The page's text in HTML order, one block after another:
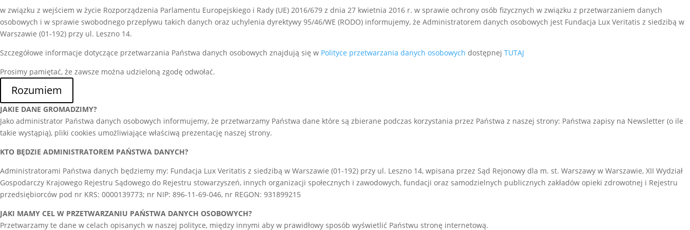
w związku z wejściem w życie Rozporządzenia Parlamentu Europejskiego i Rady (UE) 2016/679 z dnia 27 kwietnia 2016 r. w sprawie ochrony osób fizycznych w związku z przetwarzaniem danych
osobowych i w sprawie swobodnego przepływu takich danych oraz uchylenia dyrektywy 95/46/WE (RODO) informujemy, że Administratorem danych osobowych jest Fundacja Lux Veritatis z siedzibą w
Warszawie (01-192) przy ul. Leszno 14.
Szczegółowe informacje dotyczące przetwarzania Państwa danych osobowych znajdują się w Polityce przetwarzania danych osobowych dostępnej TUTAJ
Prosimy pamiętać, że zawsze można udzieloną zgodę odwołać.
Rozumiem
JAKIE DANE GROMADZIMY?
Jako administrator Państwa danych osobowych informujemy, że przetwarzamy Państwa dane które są zbierane podczas korzystania przez Państwa z naszej strony: Państwa zapisy na Newsletter (o ile
takie wystąpią), pliki cookies umożliwiające właściwą prezentację naszej strony.
KTO BĘDZIE ADMINISTRATOREM PAŃSTWA DANYCH?
Administratorami Państwa danych będziemy my: Fundacja Lux Veritatis z siedzibą w Warszawie (01-192) przy ul. Leszno 14, wpisana przez Sąd Rejonowy dla m. st. Warszawy w Warszawie, XII Wydział
Gospodarczy Krajowego Rejestru Sądowego do Rejestru stowarzyszeń, innych organizacji społecznych i zawodowych, fundacji oraz samodzielnych publicznych zakładów opieki zdrowotnej i Rejestru
przedsiębiorców pod nr KRS: 0000139773; nr NIP: 896-11-69-046, nr REGON: 931899215
JAKI MAMY CEL W PRZETWARZANIU PAŃSTWA DANYCH OSOBOWYCH?
Przetwarzamy te dane w celach opisanych w naszej polityce, między innymi aby w prawidłowy sposób wyświetlić Państwu stronę internetową.